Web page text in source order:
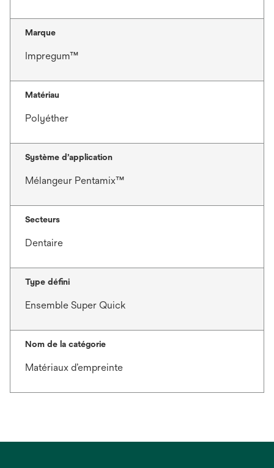
Marque
Impregum™
Matériau
Polyéther
Système d’application
Mélangeur Pentamix™
Secteurs
Dentaire
Type défini
Ensemble Super Quick
Nom de la catégorie
Matériaux d’empreinte